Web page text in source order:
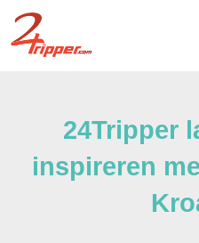
24Tripper
inspireren